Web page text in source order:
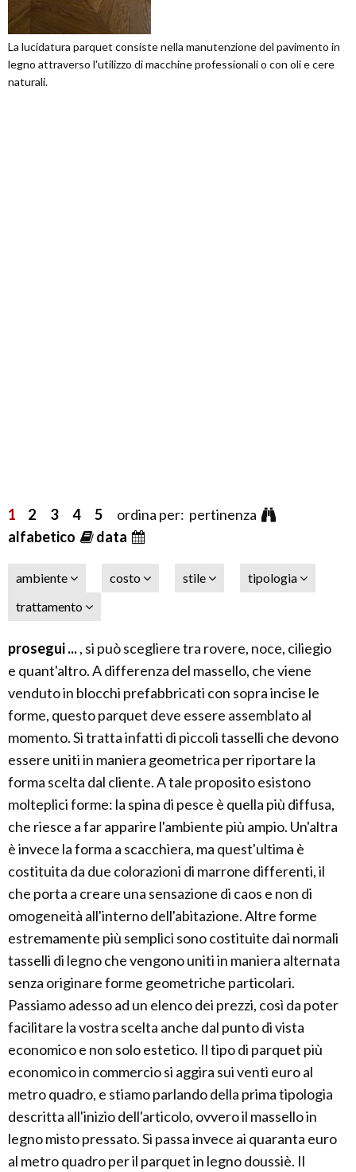
La lucidatura parquet consiste nella manutenzione del pavimento in
legno attraverso l'utilizzo di macchine professionali o con oli e cere
naturali.
1 2 3 4 5 ordina per: pertinenza
alfabetico
data
ambiente costo stile
tipologia
trattamento
prosegui ..., si può scegliere tra rovere, noce, ciliegio
e quant'altro. A differenza del massello, che viene
venduto in blocchi prefabbricati con sopra incise le
forme, questo parquet deve essere assemblato al
momento. Si tratta infatti di piccoli tasselli che devono
essere uniti in maniera geometrica per riportare la
forma scelta dal cliente. A tale proposito esistono
molteplici forme: la spina di pesce è quella più diffusa,
che riesce a far apparire l'ambiente più ampio. Un'altra
è invece la forma a scacchiera, ma quest'ultima è
costituita da due colorazioni di marrone differenti, il
che porta a creare una sensazione di caos e non di
omogeneità all'interno dell'abitazione. Altre forme
estremamente più semplici sono costituite dai normali
tasselli di legno che vengono uniti in maniera alternata
senza originare forme geometriche particolari.
Passiamo adesso ad un elenco dei prezzi, così da poter
facilitare la vostra scelta anche dal punto di vista
economico e non solo estetico. Il tipo di parquet più
economico in commercio si aggira sui venti euro al
metro quadro, e stiamo parlando della prima tipologia
descritta all'inizio dell'articolo, ovvero il massello in
legno misto pressato. Si passa invece ai quaranta euro
al metro quadro per il parquet in legno doussiè. Il